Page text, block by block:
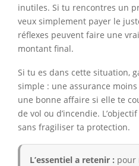
inutiles. Si tu rencontres un
veux simplement payer le
réflexes peuvent faire une
montant final.
Si tu es dans cette situation,
simple : une assurance
une bonne affaire si elle te
de vol ou d’incendie.
sans fragiliser ta protection.
L’essentiel a retenir : pour